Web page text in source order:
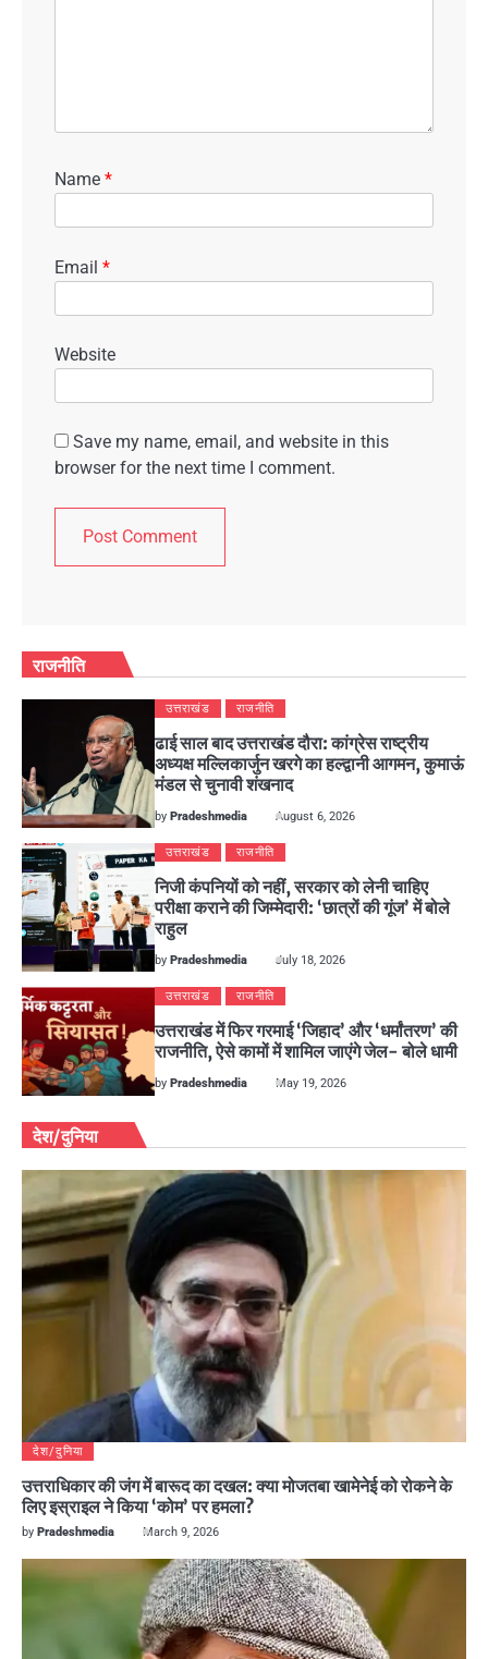
Name *
Email *
Website
Save my name, email, and website in this
browser for the next time I comment.
राजनीति
उत्तराखंड राजनीति
ढाई साल बाद उत्तराखंड दौरा: कांग्रेस राष्ट्रीय
अध्यक्ष मल्लिकार्जुन खरगे का हल्द्वानी आगमन, कुमाऊं
मंडल से चुनावी शंखनाद
byPradeshmedia August 6, 2026
उत्तराखंड राजनीति
निजी कंपनियों को नहीं, सरकार को लेनी चाहिए
परीक्षा कराने की जिम्मेदारी: ‘छात्रों की गूंज’ में बोले
राहुल
byPradeshmedia July 18, 2026
उत्तराखंड राजनीति
उत्तराखंड में फिर गरमाई ‘जिहाद’ और ‘धर्मांतरण’ की
राजनीति, ऐसे कामों में शामिल जाएंगे जेल- बोले धामी
byPradeshmedia May 19, 2026
देश/दुनिया
देश/दुनिया
उत्तराधिकार की जंग में बारूद का दखल: क्या मोजतबा खामेनेई को रोकने के
लिए इस्राइल ने किया ‘कोम’ पर हमला?
by Pradeshmedia March 9, 2026